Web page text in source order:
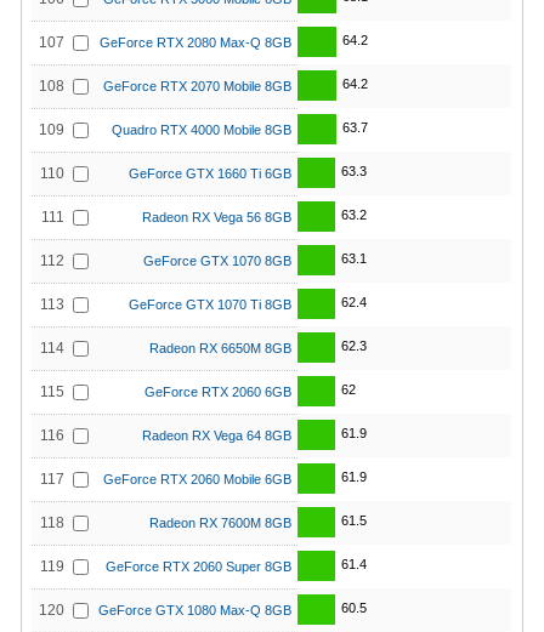
107 GeForce RTX 2080 Max-Q 8GB 64.2
108 GeForce RTX 2070 Mobile 8GB 64.2
109 Quadro RTX 4000 Mobile 8GB 63.7
110 GeForce GTX 1660 Ti 6GB 63.3
111 Radeon RX Vega 56 8GB 63.2
112 GeForce GTX 1070 8GB 63.1
113 GeForce GTX 1070 Ti 8GB 62.4
114 Radeon RX 6650M 8GB 62.3
115 GeForce RTX 2060 6GB 62
116 Radeon RX Vega 64 8GB 61.9
117 GeForce RTX 2060 Mobile 6GB 61.9
118 Radeon RX 7600M 8GB 61.5
119 GeForce RTX 2060 Super 8GB 61.4
120 GeForce GTX 1080 Max-Q 8GB 60.5